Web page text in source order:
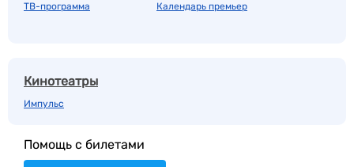
ТВ-программа
Календарь премьер
Кинотеатры
Импульс
Помощь с билетами